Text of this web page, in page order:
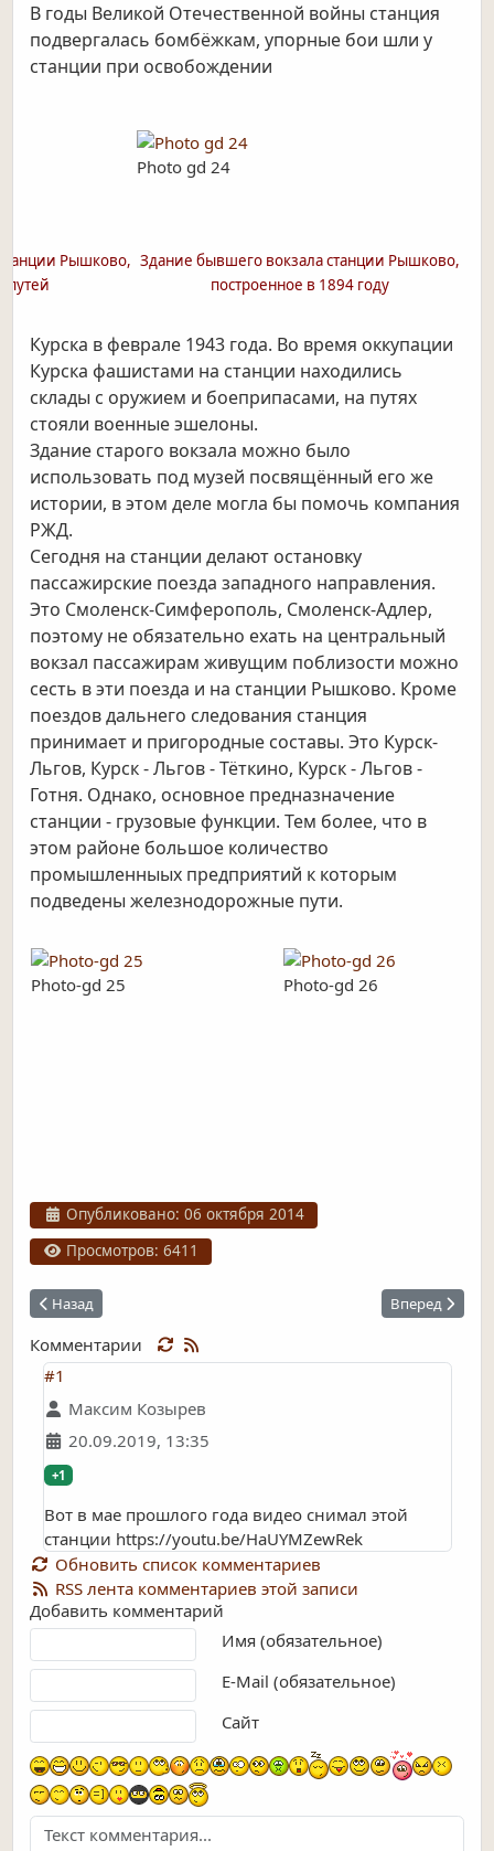
В годы Великой Отечественной войны станция
подвергалась бомбёжкам, упорные бои шли у
станции при освобождении
Photo gd 24
Рышково,
путей
Здание бывшего вокзала станции Рышково,
построенное в 1894 году
Курска в феврале 1943 года. Во время оккупации
Курска фашистами на станции находились
склады с оружием и боеприпасами, на путях
стояли военные эшелоны.
Здание старого вокзала можно было
использовать под музей посвящённый его же
истории, в этом деле могла бы помочь компания
РЖД.
Сегодня на станции делают остановку
пассажирские поезда западного направления.
Это Смоленск-Симферополь, Смоленск-Адлер,
поэтому не обязательно ехать на центральный
вокзал пассажирам живущим поблизости можно
сесть в эти поезда и на станции Рышково. Кроме
поездов дальнего следования станция
принимает и пригородные составы. Это Курск-
Льгов, Курск - Льгов - Тёткино, Курск - Льгов -
Готня. Однако, основное предназначение
станции - грузовые функции. Тем более, что в
этом районе большое количество
промышленныых предприятий к которым
подведены железнодорожные пути.
Photo-gd 25 Photo-gd 26
Информация о материале
Опубликовано: 06 октября 2014
Просмотров: 6411
Предыдущий: «КУРСК - ВЕТКА»
Назад Следующий:
Вперед
Комментарии
#1
Максим Козырев
20.09.2019, 13:35
+1
Вот в мае прошлого года видео снимал этой
станции https://youtu.be/HaUYMZewRek
Обновить список комментариев
RSS лента комментариев этой записи
Добавить комментарий
Имя (обязательное)
E-Mail (обязательное)
Сайт